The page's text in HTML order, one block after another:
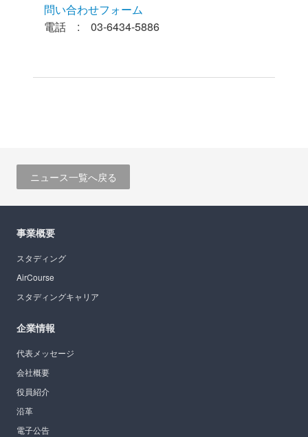
問い合わせフォーム
電話 : 03-6434-5886
ニュース一覧へ戻る
事業概要
スタディング
AirCourse
スタディングキャリア
企業情報
代表メッセージ
会社概要
役員紹介
沿革
電子公告